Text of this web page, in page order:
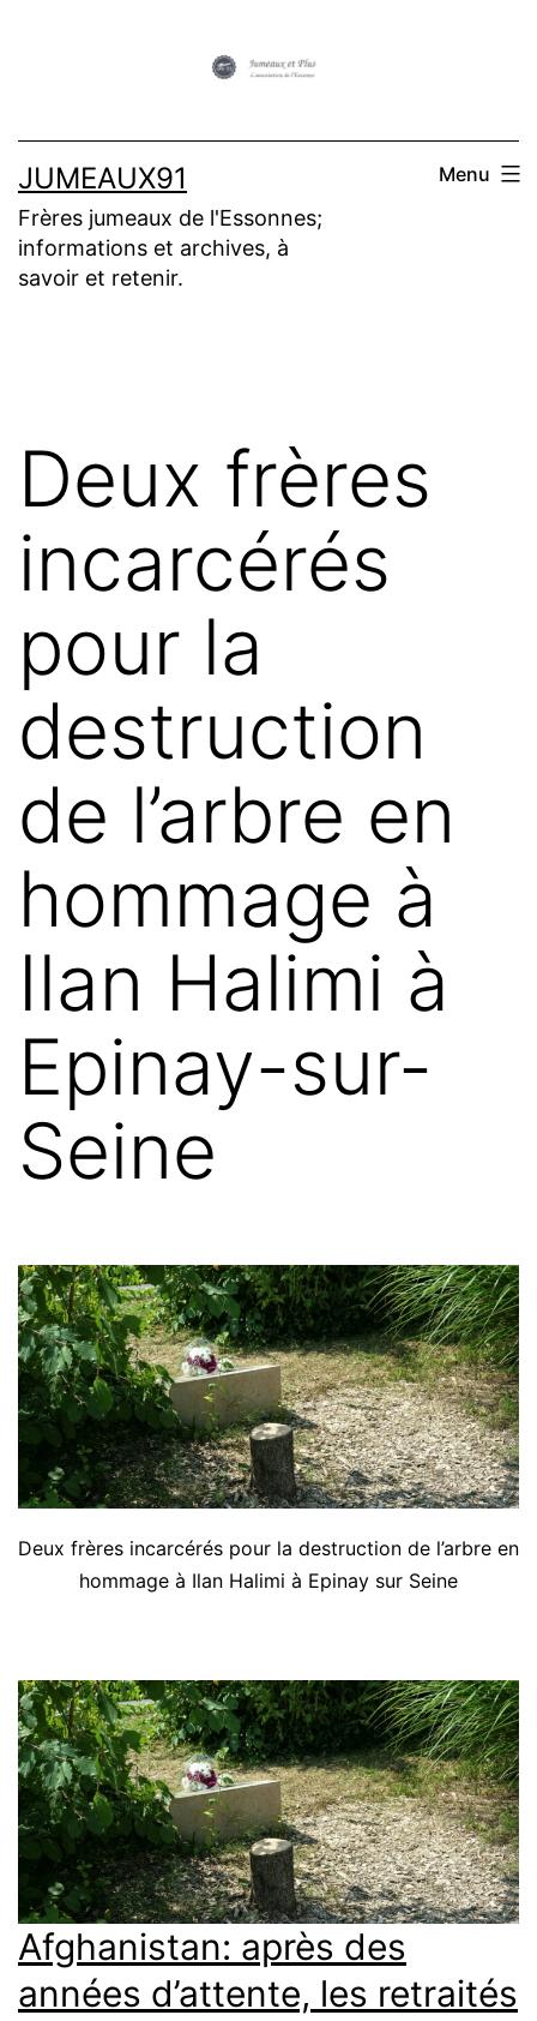
JUMEAUX91
Frères jumeaux de l'Essonnes;
informations et archives, à
savoir et retenir.
Menu
Deux frères
incarcérés
pour la
destruction
de l’arbre en
hommage à
Ilan Halimi à
Epinay-sur-
Seine
Deux frères incarcérés pour la destruction de l’arbre en
hommage à Ilan Halimi à Epinay sur Seine
Afghanistan: après des
années d’attente, les retraités